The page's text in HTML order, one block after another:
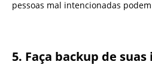
pessoas mal intencionadas
5. Faça backup de